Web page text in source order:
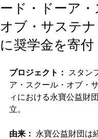
ード・ドーア・
オブ・サステ
に奨学金を寄付
プロジェクト： スタン
ア・スクール・オブ・
ィにおける永寶公益財
立。
由来： 永寶公益財団は